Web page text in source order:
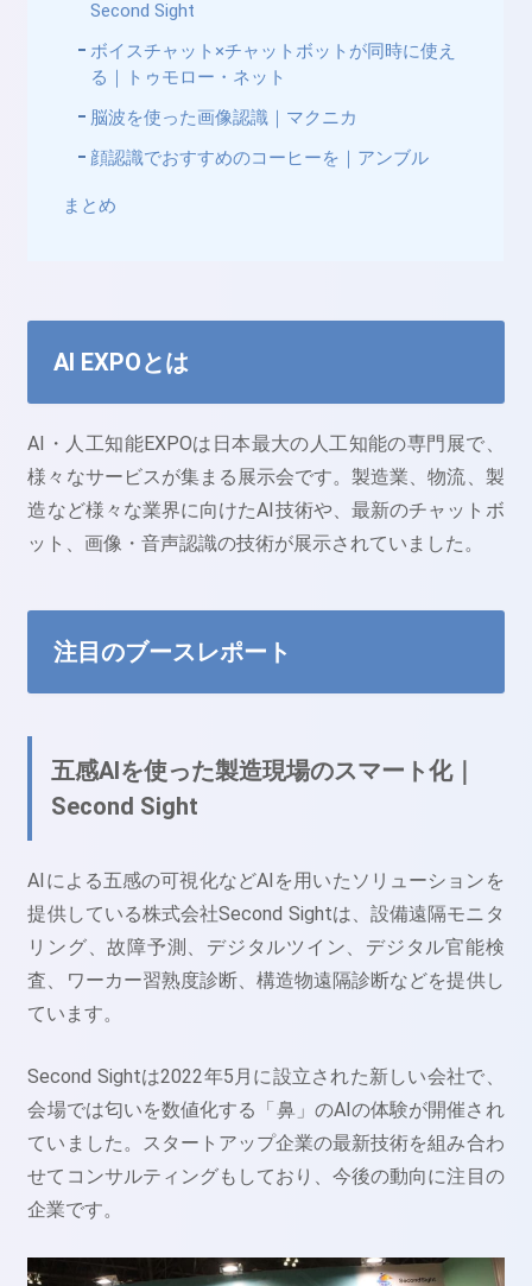
Second Sight
ボイスチャット×チャットボットが同時に使え
る｜トゥモロー・ネット
脳波を使った画像認識｜マクニカ
顔認識でおすすめのコーヒーを｜アンブル
まとめ
AI EXPOとは
AI・人工知能EXPOは日本最大の人工知能の専門展で、
様々なサービスが集まる展示会です。製造業、物流、製
造など様々な業界に向けたAI技術や、最新のチャットボ
ット、画像・音声認識の技術が展示されていました。
注目のブースレポート
五感AIを使った製造現場のスマート化｜
Second Sight
AIによる五感の可視化などAIを用いたソリューションを
提供している株式会社Second Sightは、設備遠隔モニタ
リング、故障予測、デジタルツイン、デジタル官能検
査、ワーカー習熟度診断、構造物遠隔診断などを提供し
ています。
Second Sightは2022年5月に設立された新しい会社で、
会場では匂いを数値化する「鼻」のAIの体験が開催され
ていました。スタートアップ企業の最新技術を組み合わ
せてコンサルティングもしており、今後の動向に注目の
企業です。